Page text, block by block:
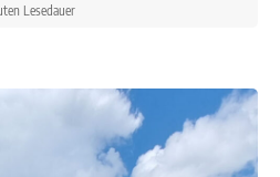
Lesedauer